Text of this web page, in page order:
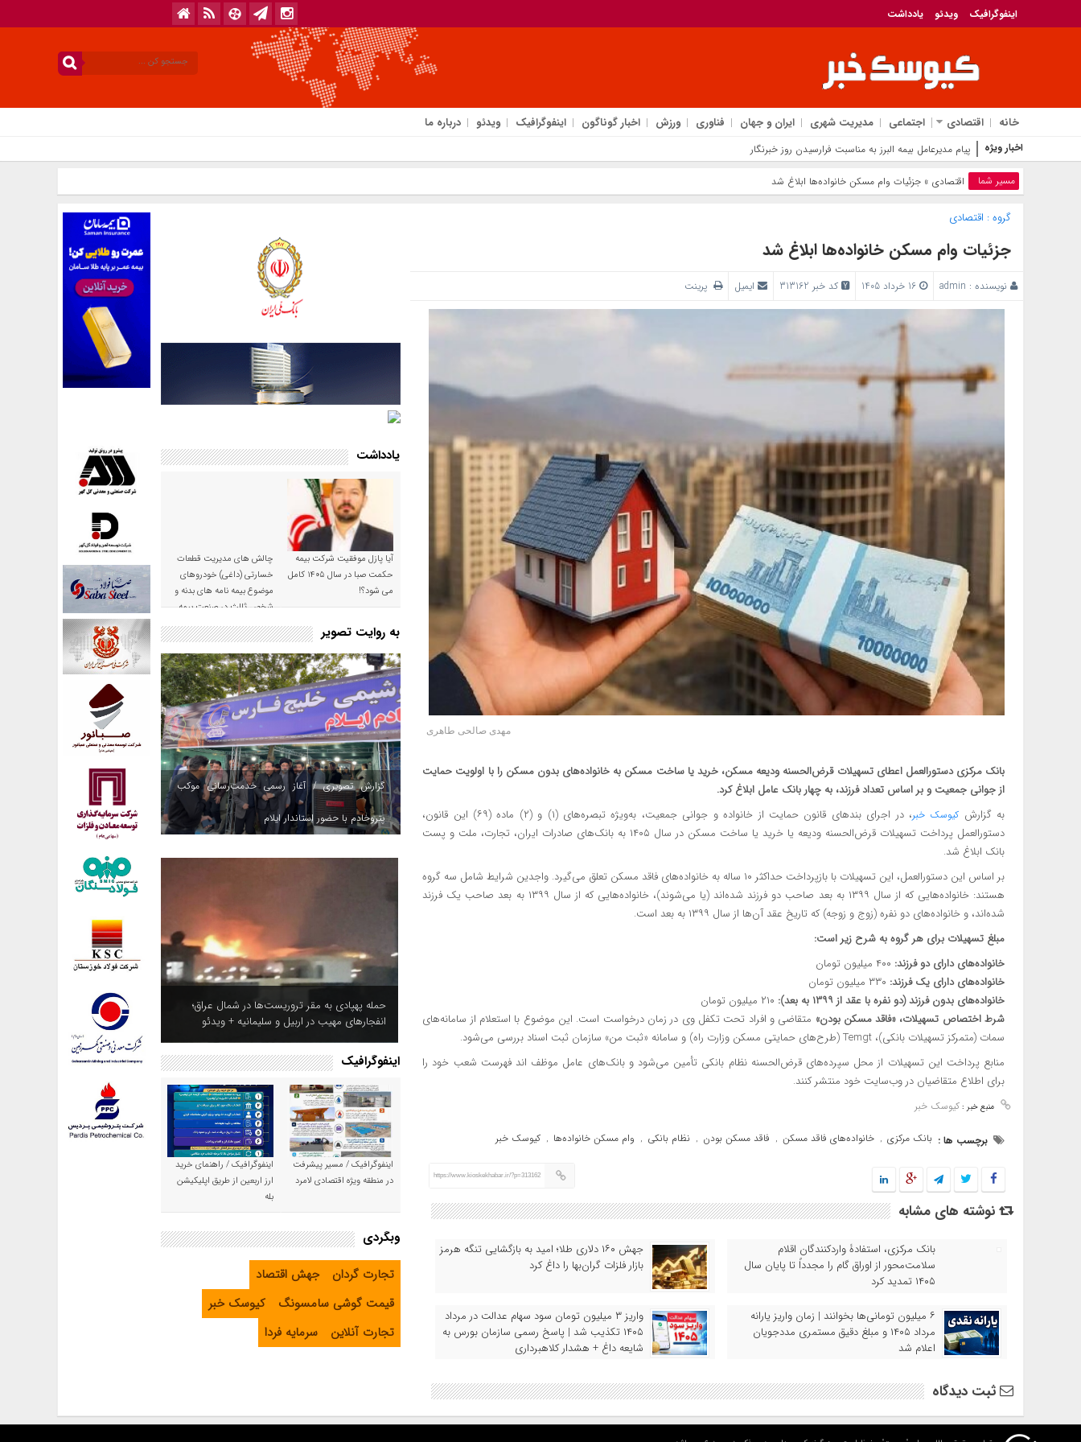
اینفوگرافیک ویدئو یادداشت
خانه اقتصادی اجتماعی مدیریت شهری ایران و جهان فناوری ورزش اخبار گوناگون اینفوگرافیک ویدئو درباره ما
اخبار ویژه بانک
مسیر شما اقتصادی » جزئیات وام مسکن خانواده‌ها ابلاغ شد
گروه : اقتصادی
جزئیات وام مسکن خانواده‌ها ابلاغ شد
نویسنده : admin کد خبر 313162 ایمیل پرینت
مهدی صالحی طاهری
بانک مرکزی دستورالعمل اعطای تسهیلات قرض‌الحسنه ودیعه مسکن، خرید یا ساخت مسکن به خانواده‌های بدون مسکن را با اولویت حمایت
از جوانی جمعیت و بر اساس تعداد فرزند، به چهار بانک عامل ابلاغ کرد.
به گزارش کیوسک خبر
، در اجرای بندهای قانون حمایت از خانواده و جوانی جمعیت، به‌ویژه تبصره‌های (۱) و (۲) ماده (۶۹) این قانون،
دستورالعمل پرداخت تسهیلات قرض‌الحسنه ودیعه یا خرید یا ساخت مسکن در سال ۱۴۰۵ به بانک‌های صادرات ایران، تجارت، ملت و پست
بانک ابلاغ شد.
بر اساس این دستورالعمل، این تسهیلات با بازپرداخت حداکثر ۱۰ ساله به خانواده‌های فاقد مسکن تعلق می‌گیرد. واجدین شرایط شامل سه گروه
هستند: خانواده‌هایی که از سال ۱۳۹۹ به بعد صاحب دو فرزند شده‌اند (یا می‌شوند)، خانواده‌هایی که از سال ۱۳۹۹ به بعد صاحب یک فرزند
شده‌اند، و خانواده‌های دو نفره (زوج و زوجه) که تاریخ عقد آن‌ها از سال ۱۳۹۹ به بعد است.
مبلغ تسهیلات برای هر گروه به شرح زیر است:
خانواده‌های دارای دو فرزند:
خانواده‌های دارای یک فرزند:
خانواده‌های بدون فرزند (دو نفره با عقد از ۱۳۹۹ به بعد):
شرط اختصاص تسهیلات، «فاقد مسکن بودن» متقاضی و افراد تحت تکفل وی در زمان درخواست است. این موضوع با استعلام از سامانه‌های
سمات (متمرکز تسهیلات بانکی)، Temgt (طرح‌های حمایتی مسکن وزارت راه) و سامانه «ثبت من» سازمان ثبت اسناد بررسی می‌شود.
منابع پرداخت این تسهیلات از محل سپرده‌های قرض‌الحسنه نظام بانکی تأمین می‌شود و بانک‌های عامل موظف اند فهرست شعب خود را
برای اطلاع متقاضیان در وب‌سایت خود منتشر کنند.
منبع خبر : کیوسک خبر
برچسب ها : بانک مرکزی , خانواده‌های فاقد مسکن , فاقد مسکن بودن , نظام بانکی , وام مسکن خانواده‌ها , کیوسک خبر
https://www.kioskekhabar.ir/?p=313162
نوشته های مشابه
بانک مرکزی، استفادۀ واردکنندگان اقلام
سلامت‌محور از اوراق گام را مجدداً تا پایان سال
۱۴۰۵ تمدید کرد
جهش ۱۶۰ دلاری طلا؛ امید به بازگشایی تنگه هرمز
بازار فلزات گران‌بها را داغ کرد
۶ میلیون تومانی‌ها بخوانند | زمان واریز یارانه
مرداد ۱۴۰۵ و مبلغ دقیق مستمری مددجویان
اعلام شد
واریز ۳ میلیون تومان سود سهام عدالت در مرداد
۱۴۰۵ تکذیب شد | پاسخ رسمی سازمان بورس به
شایعه داغ + هشدار کلاهبرداری
ثبت دیدگاه
یادداشت
آیا پازل موفقیت شرکت بیمه
حکمت صبا در سال ۱۴۰۵ کامل
می شود؟!
چالش های مدیریت قطعات
خسارتی (داغی) خودروهای
موضوع بیمه نامه های بدنه و
شخص ثالث در صنعت بیمه
به روایت تصویر
گزارش تصویری / آغاز رسمی خدمت‌رسانی موکب
پتروخادم با حضور استاندار ایلام
حمله پهپادی به مقر تروریست‌ها در شمال عراق؛
انفجارهای مهیب در اربیل و سلیمانیه + ویدئو
اینفوگرافیک
اینفوگرافیک / مسیر پیشرفت
در منطقه ویژه اقتصادی لامرد
اینفوگرافیک / راهنمای خرید
ارز اربعین از طریق اپلیکیشن
بله
وبگردی
تجارت گردان
جهش اقتصاد
قیمت گوشی سامسونگ
کیوسک خبر
تجارت آنلاین
سرمایه فردا